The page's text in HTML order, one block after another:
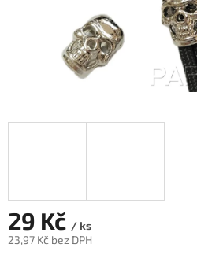
29 Kč / ks
23,97 Kč bez DPH